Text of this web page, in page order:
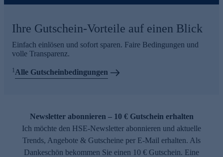
Ihre Gutschein-Vorteile auf einen Blick
Einfach einlösen und sofort sparen. Faire Bedingungen und
volle Transparenz.
1Alle Gutscheinbedingungen
Newsletter abonnieren – 10 € Gutschein erhalten
Ich möchte den HSE-Newsletter abonnieren und aktuelle
Trends, Angebote & Gutscheine per E-Mail erhalten. Als
Dankeschön bekommen Sie einen 10 € Gutschein. Eine